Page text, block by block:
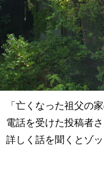
「亡くなった祖父の
電話を受けた投稿者さ
詳しく話を聞くとゾ